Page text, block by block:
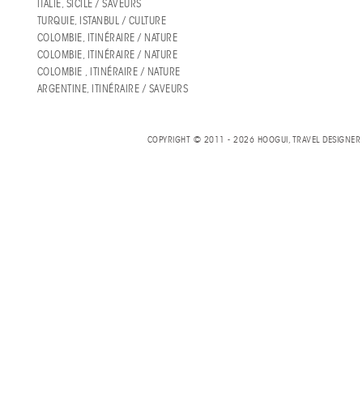
ITALIE, SICILE / SAVEURS
TURQUIE, ISTANBUL / CULTURE
COLOMBIE, ITINÉRAIRE / NATURE
COLOMBIE, ITINÉRAIRE / NATURE
COLOMBIE , ITINÉRAIRE / NATURE
ARGENTINE, ITINÉRAIRE / SAVEURS
COPYRIGHT © 2011 - 2026 HOOGUI, TRAVEL DESIGNER